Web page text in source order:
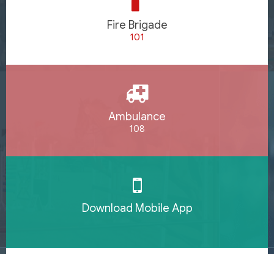
Fire Brigade
101
Ambulance
108
Download Mobile App